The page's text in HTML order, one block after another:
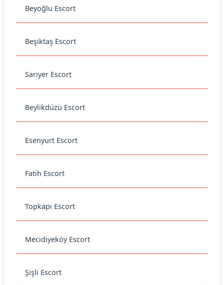
Beyoğlu Escort
Beşiktaş Escort
Sarıyer Escort
Beylikdüzü Escort
Esenyurt Escort
Fatih Escort
Topkapı Escort
Mecidiyeköy Escort
Şişli Escort